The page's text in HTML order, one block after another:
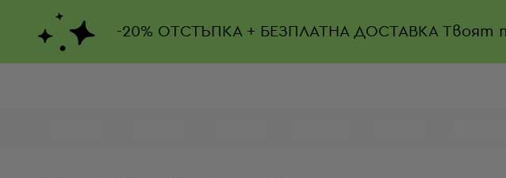
-20% ОТСТЪПКА + БЕЗПЛАТНА ДОСТАВКАТвоят